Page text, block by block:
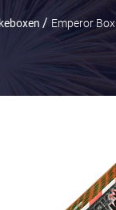
Emperor Box